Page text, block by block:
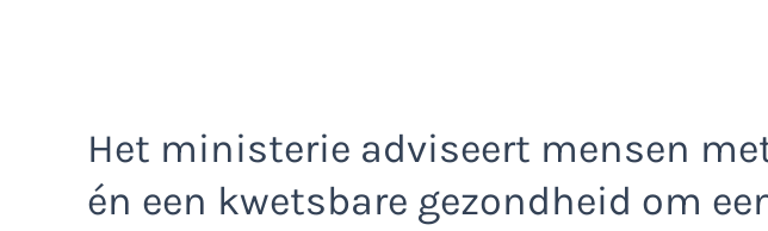
Het ministerie adviseert mensen
én een kwetsbare gezondheid om